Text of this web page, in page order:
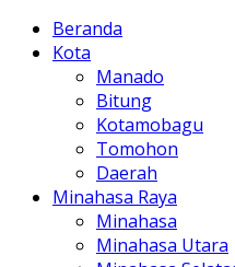
Beranda
Kota
Manado
Bitung
Kotamobagu
Tomohon
Daerah
Minahasa Raya
Minahasa
Minahasa Utara